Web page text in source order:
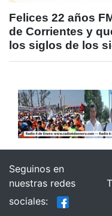
Felices 22 años
de Corrientes y
los siglos de los
Seguinos en
nuestras redes
sociales: